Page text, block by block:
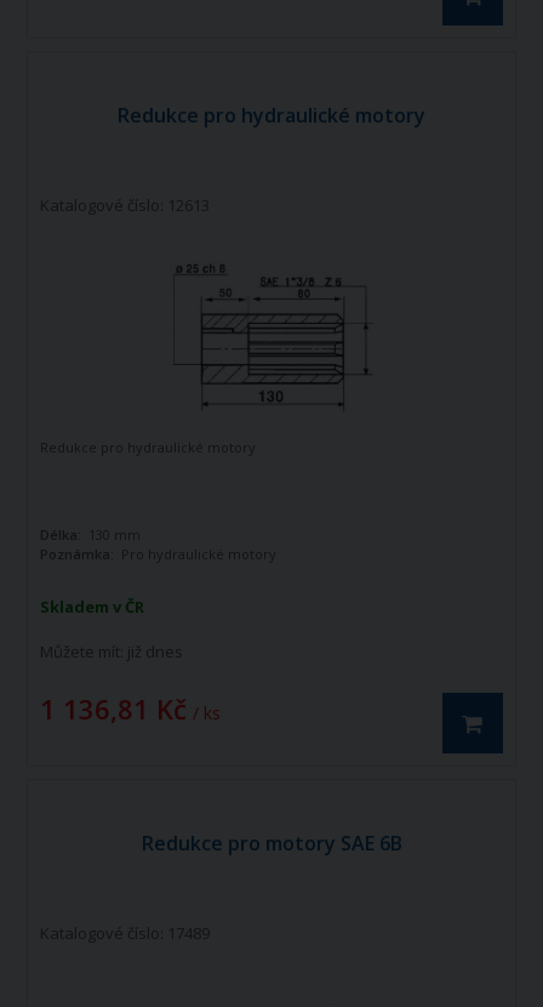
Redukce pro hydraulické motory
Katalogové číslo: 12613
Skladem v ČR
Můžete mít: již dnes
1 136,81 Kč / ks
Redukce pro hydraulické motory
Délka:
130 mm
Poznámka: Pro hydraulické motory
Redukce pro motory SAE 6B
Katalogové číslo: 17489